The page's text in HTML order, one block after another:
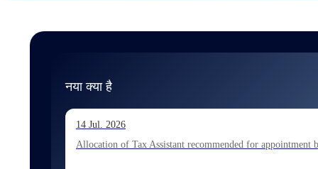
नया क्या है
14 Jul. 2026
Allocation of Tax Assistant recommended for appointment